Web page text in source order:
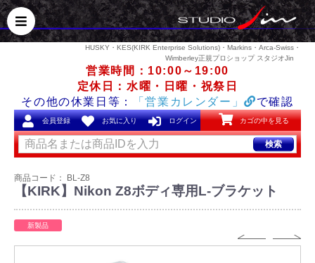
HUSKY・KES(KIRK Enterprise Solutions)・Markins・Arca-Swiss・
Wimberley正規プロショップ スタジオJin
営業時間：10:00～19:00
定休日：水曜・日曜・祝祭日
その他の休業日等：
「営業カレンダー」 で確認
会員登録 お気に入り ログイン カゴの中を見る
検索
商品コード： BL-Z8
【KIRK】Nikon Z8ボディ専用L-ブラケット
新製品